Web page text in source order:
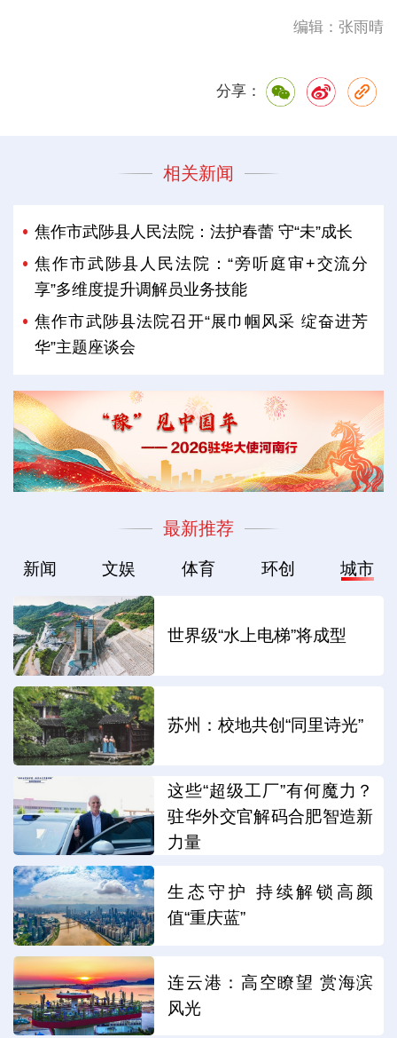
编辑：张雨晴
分享：
相关新闻
焦作市武陟县人民法院：法护春蕾 守“未”成长
焦作市武陟县人民法院：“旁听庭审+交流分
享”多维度提升调解员业务技能
焦作市武陟县法院召开“展巾帼风采 绽奋进芳
华”主题座谈会
最新推荐
新闻 文娱 体育 环创 城市
世界级“水上电梯”将成型
苏州：校地共创“同里诗光”
这些“超级工厂”有何魔力？
驻华外交官解码合肥智造新
力量
生态守护 持续解锁高颜
值“重庆蓝”
连云港：高空瞭望 赏海滨
风光